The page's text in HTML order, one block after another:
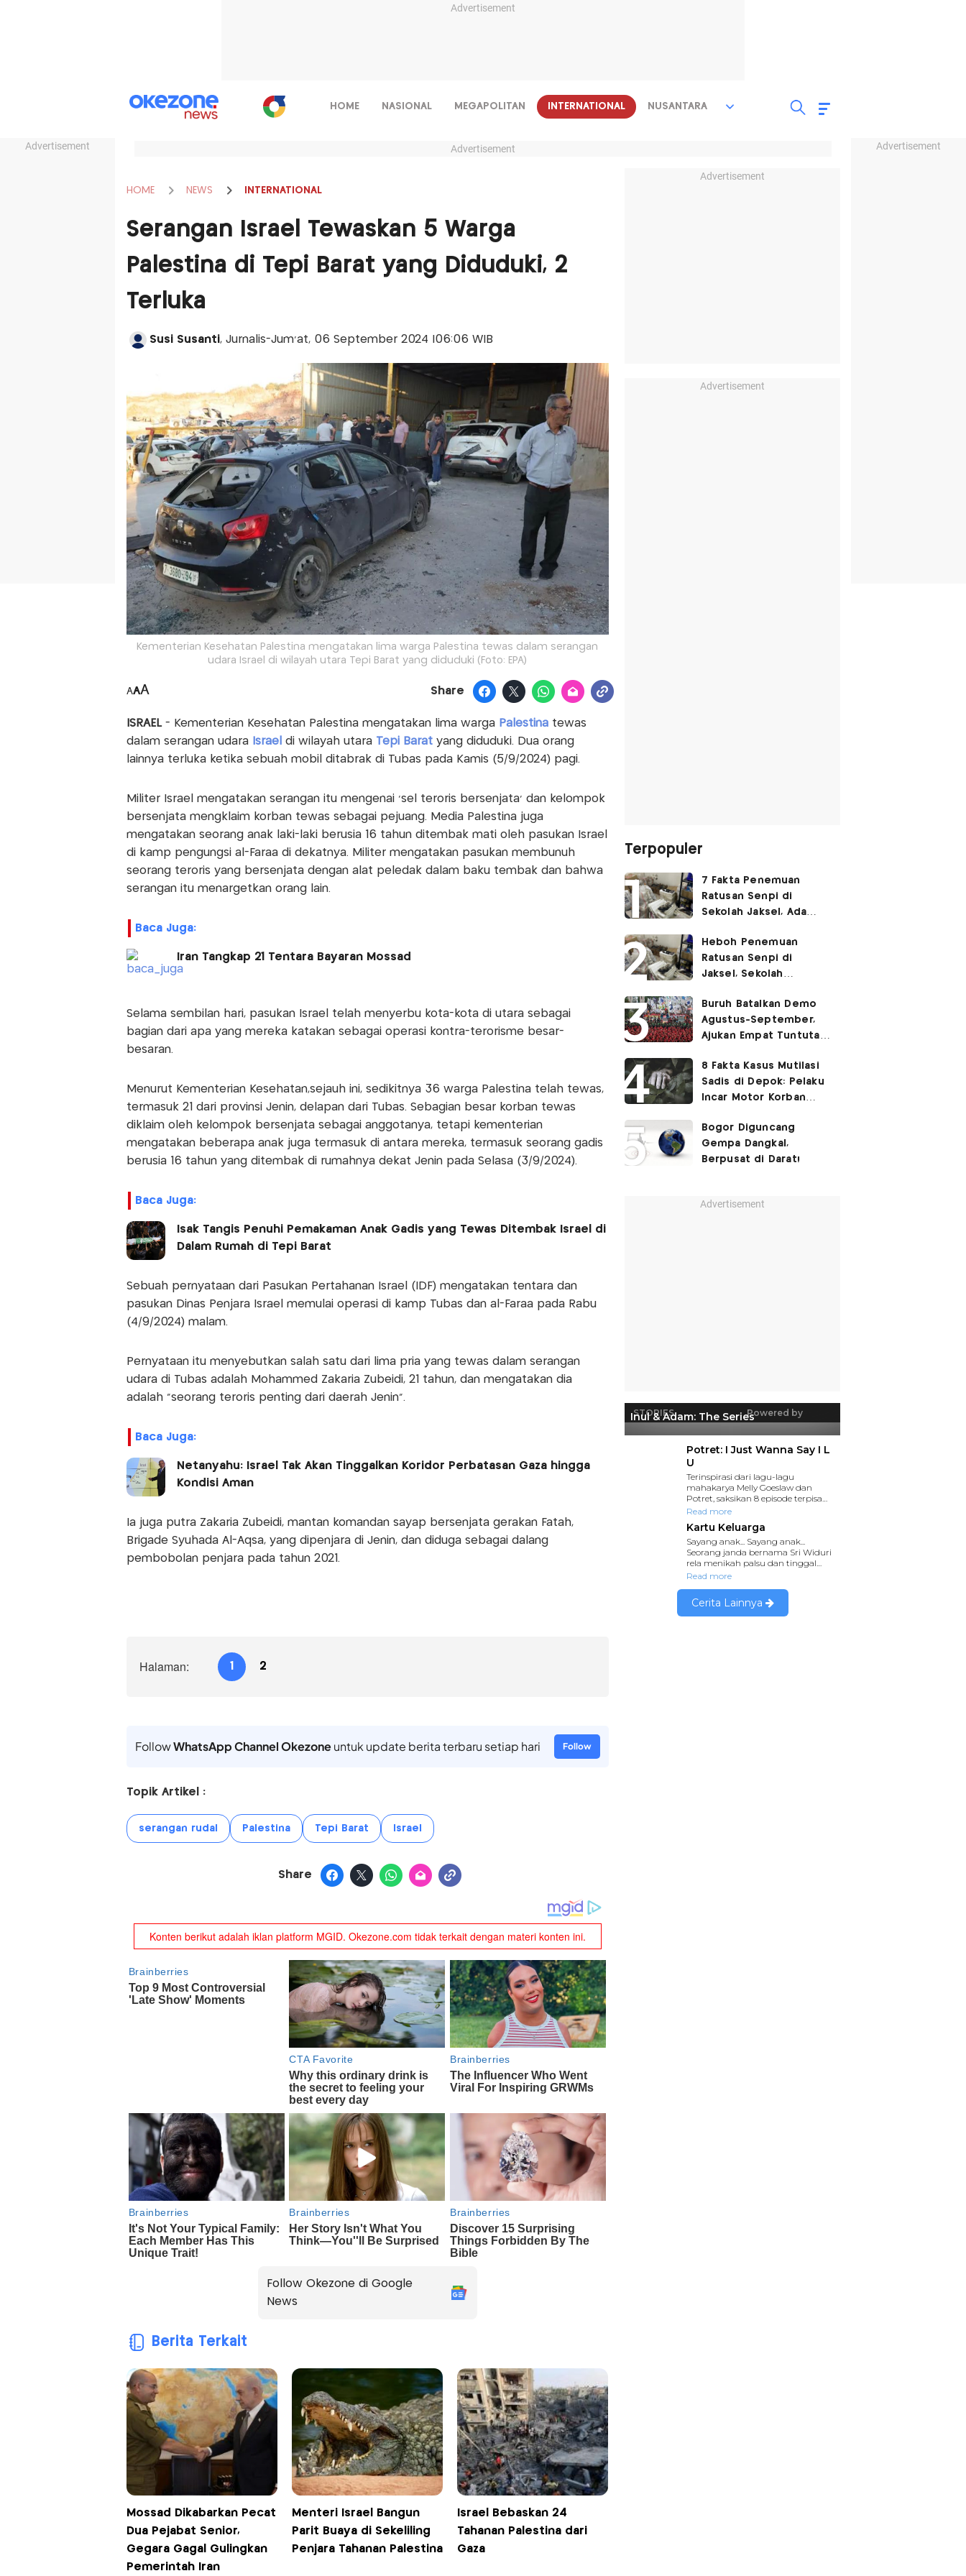
Advertisement
Advertisement Advertisement
HOME NASIONAL MEGAPOLITAN INTERNATIONAL NUSANTARA
Advertisement
HOME NEWS INTERNATIONAL
Serangan Israel Tewaskan 5 Warga
Palestina di Tepi Barat yang Diduduki, 2
Terluka
Susi Susanti, Jurnalis-Jum'at, 06 September 2024 |06:06 WIB
Kementerian Kesehatan Palestina mengatakan lima warga Palestina tewas dalam serangan
udara Israel di wilayah utara Tepi Barat yang diduduki (Foto: EPA)
AAA Share
ISRAEL - Kementerian Kesehatan Palestina mengatakan lima warga Palestina tewas
dalam serangan udara Israel di wilayah utara Tepi Baratyang diduduki. Dua orang
lainnya terluka ketika sebuah mobil ditabrak di Tubas pada Kamis (5/9/2024) pagi.
Militer Israel mengatakan serangan itu mengenai ‘sel teroris bersenjata’ dan kelompok
bersenjata mengklaim korban tewas sebagai pejuang. Media Palestina juga
mengatakan seorang anak laki-laki berusia 16 tahun ditembak mati oleh pasukan Israel
di kamp pengungsi al-Faraa di dekatnya. Militer mengatakan pasukan membunuh
seorang teroris yang bersenjata dengan alat peledak dalam baku tembak dan bahwa
serangan itu menargetkan orang lain.
Baca Juga:
Iran Tangkap 21 Tentara Bayaran Mossad
Selama sembilan hari, pasukan Israel telah menyerbu kota-kota di utara sebagai
bagian dari apa yang mereka katakan sebagai operasi kontra-terorisme besar-
besaran.
Menurut Kementerian Kesehatan,sejauh ini, sedikitnya 36 warga Palestina telah tewas,
termasuk 21 dari provinsi Jenin, delapan dari Tubas. Sebagian besar korban tewas
diklaim oleh kelompok bersenjata sebagai anggotanya, tetapi kementerian
mengatakan beberapa anak juga termasuk di antara mereka, termasuk seorang gadis
berusia 16 tahun yang ditembak di rumahnya dekat Jenin pada Selasa (3/9/2024).
Baca Juga:
Isak Tangis Penuhi Pemakaman Anak Gadis yang Tewas Ditembak Israel di
Dalam Rumah di Tepi Barat
Sebuah pernyataan dari Pasukan Pertahanan Israel (IDF) mengatakan tentara dan
pasukan Dinas Penjara Israel memulai operasi di kamp Tubas dan al-Faraa pada Rabu
(4/9/2024) malam.
Pernyataan itu menyebutkan salah satu dari lima pria yang tewas dalam serangan
udara di Tubas adalah Mohammed Zakaria Zubeidi, 21 tahun, dan mengatakan dia
adalah "seorang teroris penting dari daerah Jenin".
Baca Juga:
Netanyahu: Israel Tak Akan Tinggalkan Koridor Perbatasan Gaza hingga
Kondisi Aman
Ia juga putra Zakaria Zubeidi, mantan komandan sayap bersenjata gerakan Fatah,
Brigade Syuhada Al-Aqsa, yang dipenjara di Jenin, dan diduga sebagai dalang
pembobolan penjara pada tahun 2021.
Halaman: 1 2
FollowWhatsApp Channel Okezoneuntuk update berita terbaru setiap hari Follow
Topik Artikel :
serangan rudal Palestina Tepi Barat Israel
Share
Follow Okezone di Google
News
Berita Terkait
Mossad Dikabarkan Pecat
Dua Pejabat Senior,
Gegara Gagal Gulingkan
Pemerintah Iran
Menteri Israel Bangun
Parit Buaya di Sekeliling
Penjara Tahanan Palestina
Israel Bebaskan 24
Tahanan Palestina dari
Gaza
Advertisement
Advertisement
Terpopuler
7 Fakta Penemuan
Ratusan Senpi di
Sekolah Jaksel, Ada
Ruang Bunker
Heboh Penemuan
Ratusan Senpi di
Jaksel, Sekolah
Kegiatan Eskul
Menembak
Buruh Batalkan Demo
Agustus-September,
Ajukan Empat Tuntutan
8 Fakta Kasus Mutilasi
Sadis di Depok: Pelaku
Incar Motor Korban
Bogor Diguncang
Gempa Dangkal,
Berpusat di Darat!
Advertisement